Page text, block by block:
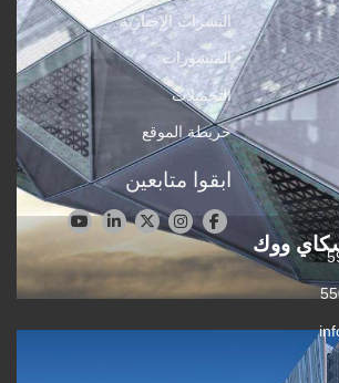
ووك
النشرات الإخبارية
المنشورات
التحميلات
خريطة الموقع
ابقوا متابعين